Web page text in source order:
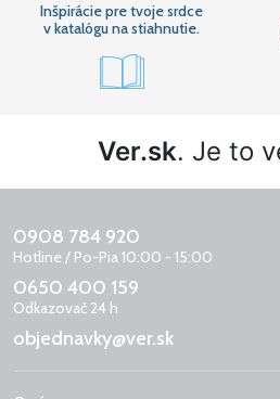
Inšpirácie pre tvoje srdce
v katalógu na stiahnutie.
Ver.sk. Je to
0908 784 920
Hotline / Po-Pia 10:00 - 15:00
0650 400 159
Odkazovač 24 h
objednavky@ver.sk